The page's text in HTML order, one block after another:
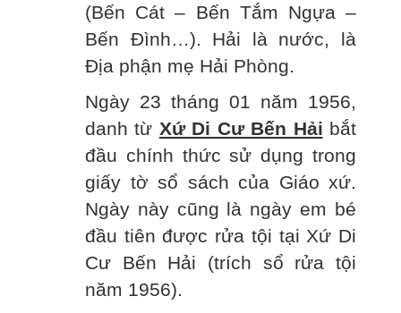
(Bến Cát – Bến Tắm Ngựa –
Bến Đình…). Hải là nước, là
Địa phận mẹ Hải Phòng.
Ngày 23 tháng 01 năm 1956,
danh từ Xứ Di Cư Bến Hải bắt
đầu chính thức sử dụng trong
giấy tờ sổ sách của Giáo xứ.
Ngày này cũng là ngày em bé
đầu tiên được rửa tội tại Xứ Di
Cư Bến Hải (trích sổ rửa tội
năm 1956).